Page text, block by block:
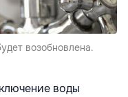
возобновлена.
воды